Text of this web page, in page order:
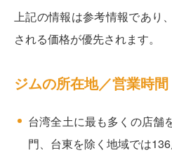
上記の情報は参考情報であり
される価格が優先されます。
ジムの所在地／営業時間
台湾全土に最も多くの店舗
門、台東を除く地域では136